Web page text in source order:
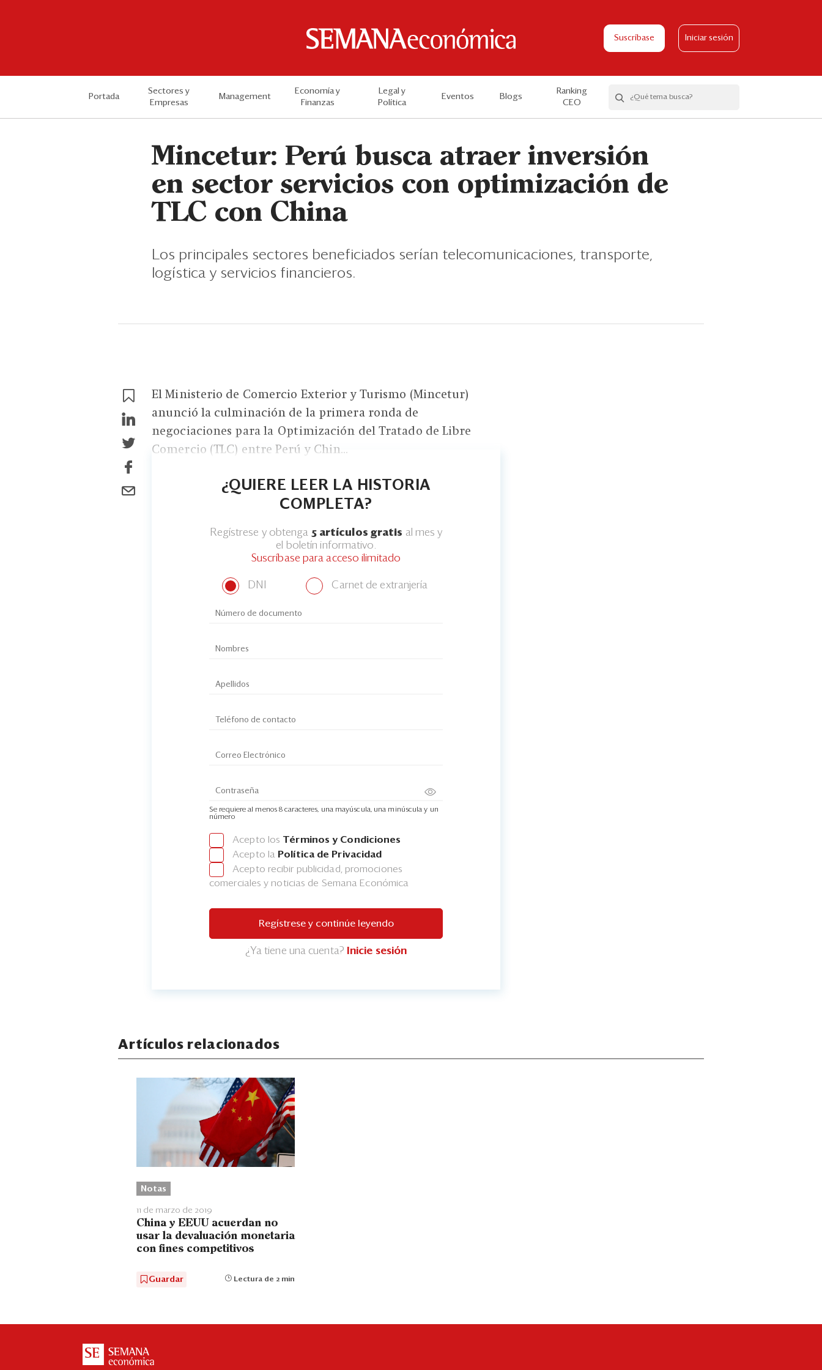
Suscríbase Iniciar sesión
Portada
Sectores y
Empresas
Management
Economía y
Finanzas
Legal y
Política
Eventos Blogs
Ranking
CEO
Mincetur: Perú busca atraer inversión
en sector servicios con optimización de
TLC con China
Los principales sectores beneficiados serían telecomunicaciones, transporte,
logística y servicios financieros.
El Ministerio de Comercio Exterior y Turismo (Mincetur)
anunció la culminación de la primera ronda de
negociaciones para la Optimización del Tratado de Libre
Comercio (TLC) entre Perú y Chin...
¿QUIERE LEER LA HISTORIA
COMPLETA?
Regístrese y obtenga 5 artículos gratis al mes y
el boletín informativo.
Suscríbase para acceso ilimitado
DNI Carnet de extranjería
Se requiere al menos 8 caracteres, una mayúscula, una minúscula y un
número
Acepto los Términos y Condiciones
Acepto la Política de Privacidad
Acepto recibir publicidad, promociones
comerciales y noticias de Semana Económica
Regístrese y continúe leyendo
¿Ya tiene una cuenta? Inicie sesión
Artículos relacionados
Notas
11 de marzo de 2019
China y EEUU acuerdan no
usar la devaluación monetaria
con fines competitivos
Guardar Lectura de 2 min